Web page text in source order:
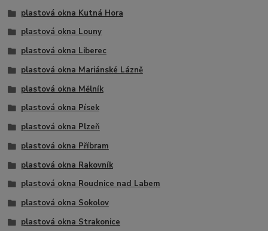
plastová okna Kutná Hora
plastová okna Louny
plastová okna Liberec
plastová okna Mariánské Lázně
plastová okna Mělník
plastová okna Písek
plastová okna Plzeň
plastová okna Příbram
plastová okna Rakovník
plastová okna Roudnice nad Labem
plastová okna Sokolov
plastová okna Strakonice